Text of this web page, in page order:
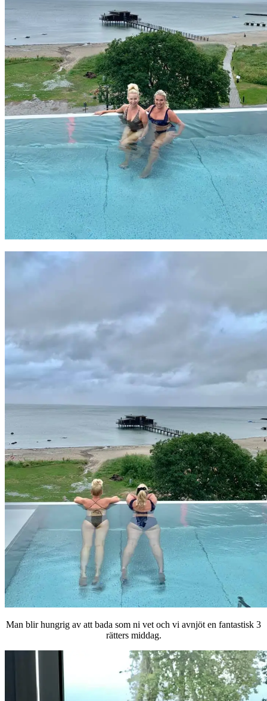
Man blir hungrig av att bada som ni vet och vi avnjöt en fantastisk 3
rätters middag.